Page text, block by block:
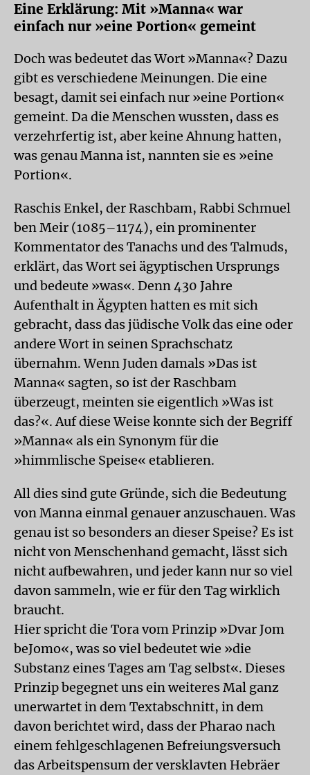
Eine Erklärung: Mit »Manna« war
einfach nur »eine Portion« gemeint
Doch was bedeutet das Wort »Manna«? Dazu
gibt es verschiedene Meinungen. Die eine
besagt, damit sei einfach nur »eine Portion«
gemeint. Da die Menschen wussten, dass es
verzehrfertig ist, aber keine Ahnung hatten,
was genau Manna ist, nannten sie es »eine
Portion«.
Raschis Enkel, der Raschbam, Rabbi Schmuel
ben Meir (1085–1174), ein prominenter
Kommentator des Tanachs und des Talmuds,
erklärt, das Wort sei ägyptischen Ursprungs
und bedeute »was«. Denn 430 Jahre
Aufenthalt in Ägypten hatten es mit sich
gebracht, dass das jüdische Volk das eine oder
andere Wort in seinen Sprachschatz
übernahm. Wenn Juden damals »Das ist
Manna« sagten, so ist der Raschbam
überzeugt, meinten sie eigentlich »Was ist
das?«. Auf diese Weise konnte sich der Begriff
»Manna« als ein Synonym für die
»himmlische Speise« etablieren.
All dies sind gute Gründe, sich die Bedeutung
von Manna einmal genauer anzuschauen. Was
genau ist so besonders an dieser Speise? Es ist
nicht von Menschenhand gemacht, lässt sich
nicht aufbewahren, und jeder kann nur so viel
davon sammeln, wie er für den Tag wirklich
braucht.
Hier spricht die Tora vom Prinzip »Dvar Jom
beJomo«, was so viel bedeutet wie »die
Substanz eines Tages am Tag selbst«. Dieses
Prinzip begegnet uns ein weiteres Mal ganz
unerwartet in dem Textabschnitt, in dem
davon berichtet wird, dass der Pharao nach
einem fehlgeschlagenen Befreiungsversuch
das Arbeitspensum der versklavten Hebräer